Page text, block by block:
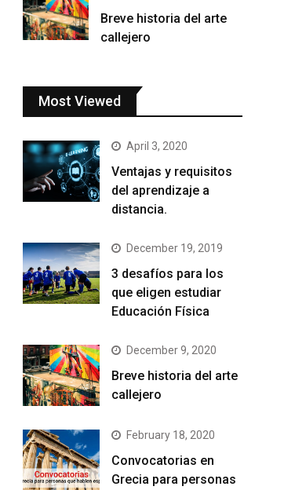
Breve historia del arte
callejero
Most Viewed
April 3, 2020
Ventajas y requisitos
del aprendizaje a
distancia.
December 19, 2019
3 desafíos para los
que eligen estudiar
Educación Física
December 9, 2020
Breve historia del arte
callejero
February 18, 2020
Convocatorias en
Grecia para personas